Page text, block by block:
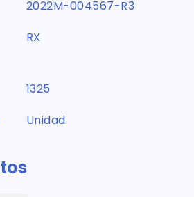
2022M-004567-R3
RX
1325
Unidad